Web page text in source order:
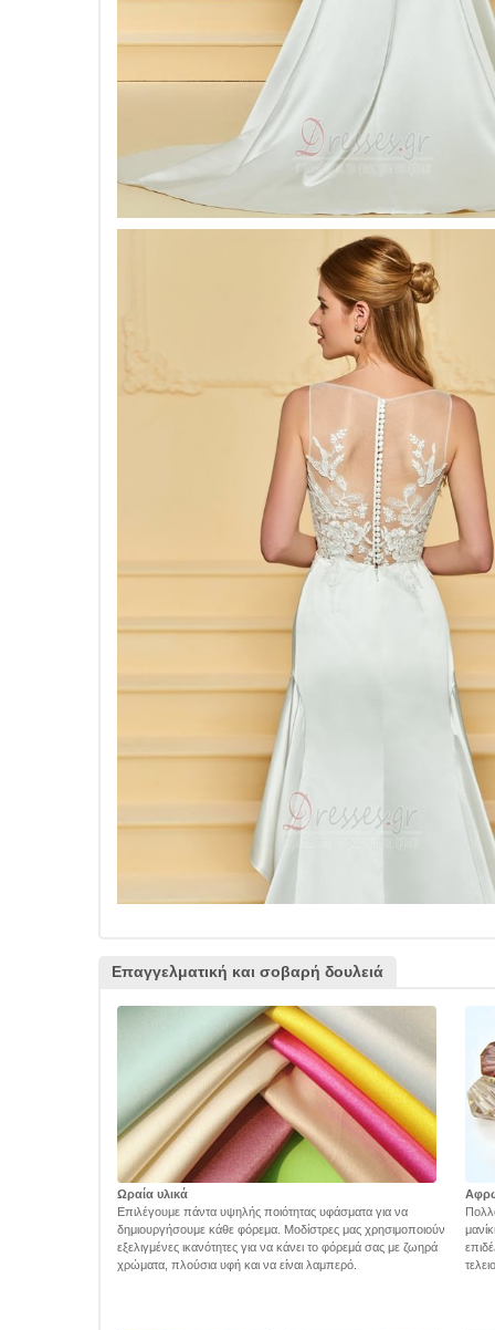
Επαγγελματική και σοβαρή δουλειά
Ωραία υλικά
Επιλέγουμε πάντα υψηλής ποιότητας υφάσματα για να
δημιουργήσουμε κάθε φόρεμα. Μοδίστρες μας χρησιμοποιούν
εξελιγμένες ικανότητες για να κάνει το φόρεμά σας με ζωηρά
χρώματα, πλούσια υφή και να είναι λαμπερό.